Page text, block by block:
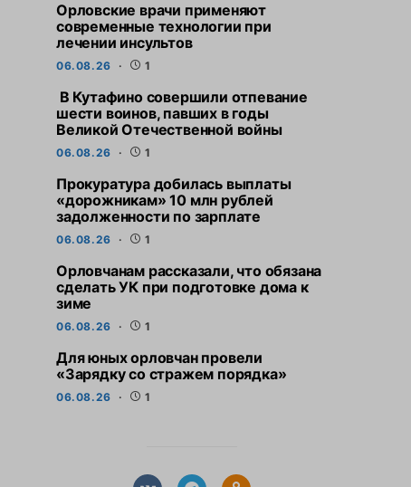
Орловские врачи применяют
современные технологии при
лечении инсультов
06.08.26 1
В Кутафино совершили отпевание
шести воинов, павших в годы
Великой Отечественной войны
06.08.26 1
Прокуратура добилась выплаты
«дорожникам» 10 млн рублей
задолженности по зарплате
06.08.26 1
Орловчанам рассказали, что обязана
сделать УК при подготовке дома к
зиме
06.08.26 1
Для юных орловчан провели
«Зарядку со стражем порядка»
06.08.26 1